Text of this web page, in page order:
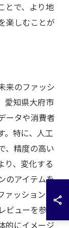
とで、より地
楽しむことが
来のファッシ
愛知県大府市
ータや消費者
。特に、人工
、精度の高い
り、変化する
のアイテムを
ッションイ
ューを参考
的にイメージ